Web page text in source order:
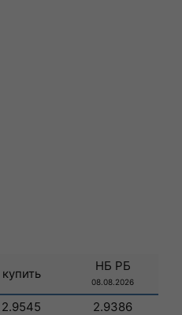
купить
НБ РБ
08.08.2026
2.9545
2.9386